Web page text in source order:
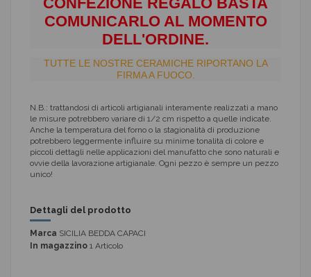
COMUNICARLO AL MOMENTO
DELL'ORDINE.
TUTTE LE NOSTRE CERAMICHE RIPORTANO LA
FIRMA A FUOCO.
N.B.: trattandosi di articoli artigianali interamente realizzati a mano
le misure potrebbero variare di 1/2 cm rispetto a quelle indicate.
Anche la temperatura del forno o la stagionalità di produzione
potrebbero leggermente influire su minime tonalità di colore e
piccoli dettagli nelle applicazioni del manufatto che sono naturali e
ovvie della lavorazione artigianale. Ogni pezzo è sempre un pezzo
unico!
Dettagli del prodotto
Marca SICILIA BEDDA CAPACI
In magazzino 1 Articolo